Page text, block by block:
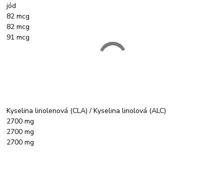
jód
82 mcg
82 mcg
91 mcg
Kyselina linolenová (CLA) / Kyselina linolová (ALC)
2700 mg
2700 mg
2700 mg